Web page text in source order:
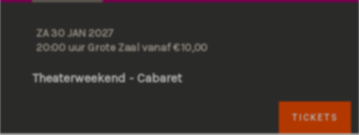
Theaterweekend - Cabaret
ZA 30 JAN 2027
20:00 uur Grote Zaal vanaf € 10,00
TICKETS